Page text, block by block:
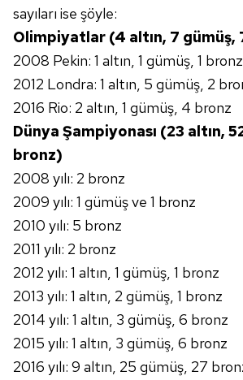
sayıları ise şöyle:
Olimpiyatlar (4 altın, 7 gümüş,
2008 Pekin: 1 altın, 1 gümüş, 1 bronz
2012 Londra: 1 altın, 5 gümüş, 2
2016 Rio: 2 altın, 1 gümüş, 4 bronz
Dünya Şampiyonası (23 altın,
bronz)
2008 yılı: 2 bronz
2009 yılı: 1 gümüş ve 1 bronz
2010 yılı: 5 bronz
2011 yılı: 2 bronz
2012 yılı: 1 altın, 1 gümüş, 1 bronz
2013 yılı: 1 altın, 2 gümüş, 1 bronz
2014 yılı: 1 altın, 3 gümüş, 6 bronz
2015 yılı: 1 altın, 3 gümüş, 6 bronz
2016 yılı: 9 altın, 25 gümüş, 27